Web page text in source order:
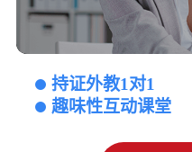
持证外教1对1
趣味性互动课堂